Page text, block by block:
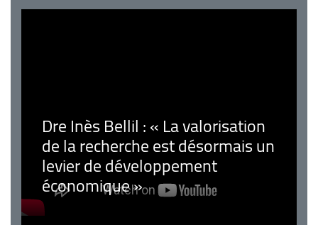
Dre Inès Bellil : « La valorisation
de la recherche est désormais un
levier de développement
économique »